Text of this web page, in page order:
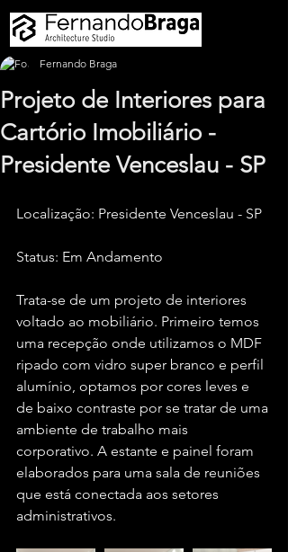
Projeto de Interiores para
Cartório Imobiliário -
Presidente Venceslau - SP
Fernando Braga
Localização: Presidente Venceslau - SP
Status: Em Andamento
Trata-se de um projeto de interiores
voltado ao mobiliário. Primeiro temos
uma recepção onde utilizamos o MDF
ripado com vidro super branco e perfil
alumínio, optamos por cores leves e
de baixo contraste por se tratar de uma
ambiente de trabalho mais
corporativo. A estante e painel foram
elaborados para uma sala de reuniões
que está conectada aos setores
administrativos.